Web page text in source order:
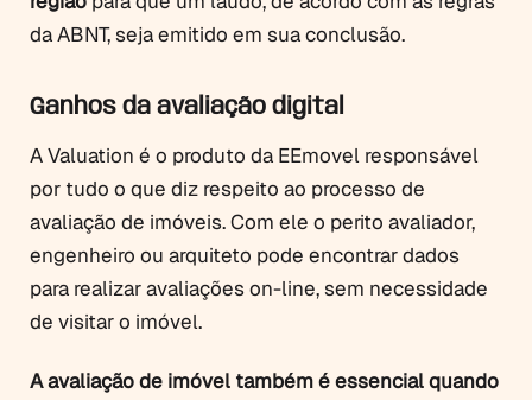
da ABNT, seja emitido em sua conclusão.
Ganhos da avaliação digital
A Valuation é o produto da EEmovel responsável
por tudo o que diz respeito ao processo de
avaliação de imóveis. Com ele o perito avaliador,
engenheiro ou arquiteto pode encontrar dados
para realizar avaliações on-line, sem necessidade
de visitar o imóvel.
A avaliação de imóvel também é essencial quando